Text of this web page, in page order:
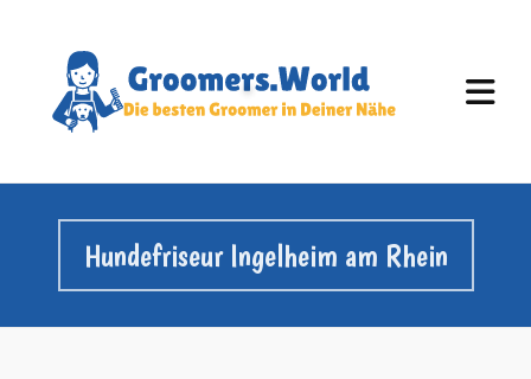
Hundefriseur Ingelheim am Rhein